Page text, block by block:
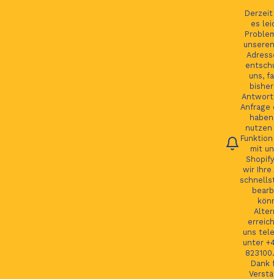
es
uns,
Antwort
Anfrage
nutzen
mit
wir Ihre
uns
unter
Dank